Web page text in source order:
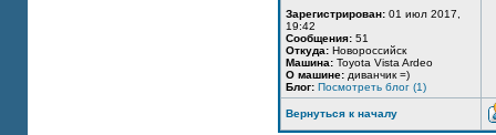
Зарегистрирован: 01 июл 2017,
19:42
Сообщения: 51
Откуда: Новороссийск
Машина: Toyota Vista Ardeo
О машине: диванчик =)
Блог: Посмотреть блог (1)
Вернуться к началу